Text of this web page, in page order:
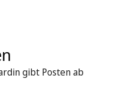
gibt Posten ab